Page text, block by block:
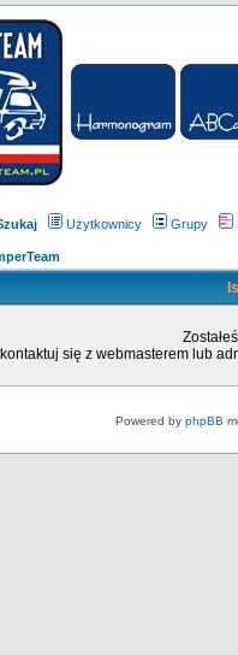
Użytkownicy Grupy
się z webmasterem lub
Powered by phpBB